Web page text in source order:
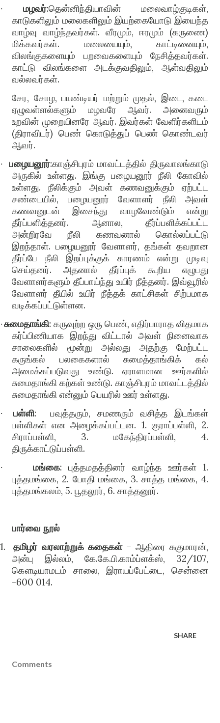
· மழவர்:தென்னிந்தியாவின் மலைவாழ்குடிகள்,
காடுகளிலும் மலைகளிலும் இயற்கையோடு இயைந்த
வாழ்வு வாழ்ந்தவர்கள். வீரமும், ஈரமும் (கருணை)
மிக்கவர்கள். மலையையும், காட்டினையும்,
விலங்குகளையும் பறவைகளையும் நேசித்தவர்கள்.
காட்டு விலங்களை அடக்குவதிலும், ஆள்வதிலும்
வல்லவர்கள்.
சேர, சோழ, பாண்டியர் மற்றும் முதல், இடை, கடை
ஏழுவள்ளல்களும் மழவரே ஆவர். அனைவரும்
உறவின் முறையினரே ஆவர். இவர்கள் வேளிர்களிடம்
(திராவிடர்) பெண் கொடுத்துப் பெண் கொண்டவர்
ஆவர்.
· பழையனூர்:காஞ்சிபுரம் மாவட்டத்தில் திருவாலங்காடு
அருகில் உள்ளது. இங்கு பழையனூர் நீலி கோவில்
உள்ளது. நீலிக்கும் அவள் கணவனுக்கும் ஏற்பட்ட
சண்டையில், பழையனூர் வேளாளர் நீலி அவள்
கணவனுடன் இசைந்து வாழவேண்டும் என்று
தீர்ப்பளித்தனர். ஆனால, தீர்ப்பளிக்கப்பட்ட
அன்றிரவே நீலி கணவனால் கொல்லப்பட்டு
இறந்தாள். பழையனூர் வேளாளர், தங்கள் தவறான
தீர்ப்பே நீலி இறப்புக்குக் காரணம் என்று முடிவு
செய்தனர். அதனால் தீர்ப்புக் கூறிய எழுபது
வேளாளர்களும் தீப்பாய்ந்து உயிர் நீத்தனர். இவ்வூரில்
வேளாளர் தீயில் உயிர் நீத்தக் காட்சிகள் சிற்பமாக
வடிக்கப்பட்டுள்ளன.
·சுமைதாங்கி: கருவுற்ற ஒரு பெண், எதிர்பாராத விதமாக
கர்ப்பிணியாக இறந்து விட்டால் அவள் நினைவாக
சாலைகளில் மூன்று அல்லது அதற்கு மேற்பட்ட
கருங்கல் பலகைகளால் சுமைத்தாங்கிக் கல்
அமைக்கப்படுவது உண்டு. ஏராளமான ஊர்களில்
சுமைதாங்கி கற்கள் உண்டு. காஞ்சிபுரம் மாவட்டத்தில்
சுமைதாங்கி என்னும் பெயரில் ஊர் உள்ளது.
· பள்ளி:
பவுத்தரும், சமணரும் வசித்த இடங்கள்
பள்ளிகள் என அழைக்கப்பட்டன. 1. குராப்பள்ளி, 2.
சிராப்பள்ளி, 3. மகேந்திரப்பள்ளி, 4.
திருக்காட்டுப்பள்ளி.
· மங்கை: புத்தமதத்தினர் வாழ்ந்த ஊர்கள் 1.
புத்தமங்கை, 2. போதி மங்கை, 3. சாத்த மங்கை, 4.
புத்தமங்கலம், 5. பூதலூர், 6. சாத்தனூர்.
பார்வை நூல்
1.
தமிழர் வரலாற்றுக் கதைகள்– ஆதிரை சுகுமாரன்,
அன்பு இல்லம், கே.கே.பி.காம்ப்ளக்ஸ், 32/107,
கௌடியாமடம் சாலை, இராயப்பேட்டை, சென்னை
-600 014.
SHARE
Comments